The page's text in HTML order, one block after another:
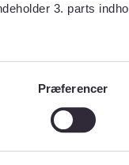
3. parts
Præferencer